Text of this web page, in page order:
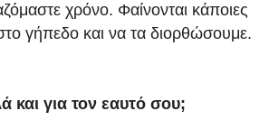
χρόνο. Φαίνονται κάποιες
γήπεδο και να τα διορθώσουμε.
και για τον εαυτό σου;